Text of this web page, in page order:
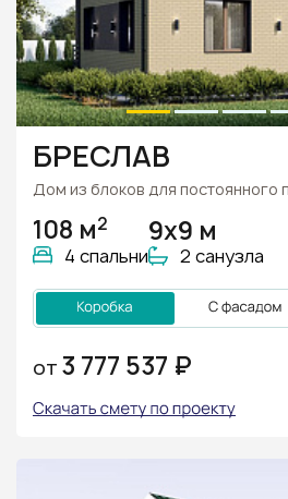
БРЕСЛАВ
Дом из блоков для постоянного
108 м2
4 спальни
9х9 м
2 санузла
ОТ 3 777 537 ₽